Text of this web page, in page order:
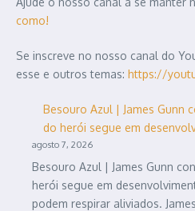
como!
Se inscreve no nosso canal do
esse e outros temas: https://
Besouro Azul | James Gunn
do herói segue em
agosto 7, 2026
Besouro Azul | James Gunn
herói segue em
podem respirar aliviados.